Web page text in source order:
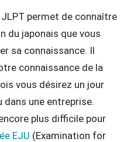
permet de connaître
du japonais que vous
sa connaissance. Il
connaissance de la
vous désirez un jour
dans une entreprise.
plus difficile pour
EJU (Examination for